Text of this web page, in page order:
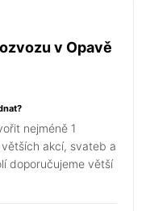
v Opavě
nejméně 1
akcí, svateb a
doporučujeme větší